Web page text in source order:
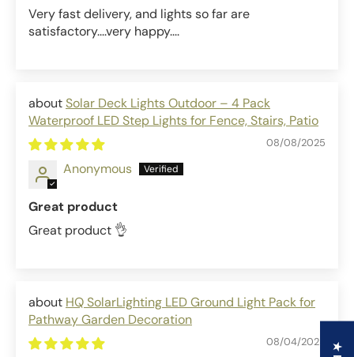
Very fast delivery, and lights so far are
satisfactory....very happy....
Solar Deck Lights Outdoor – 4 Pack
Waterproof LED Step Lights for Fence, Stairs, Patio
08/08/2025
Anonymous
Great product
Great product 👌
HQ SolarLighting LED Ground Light Pack for
Pathway Garden Decoration
08/04/2025